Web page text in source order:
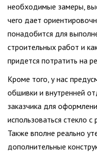
необходимые замеры,
чего дает
понадобится для
строительных работ и
придется потратить на
Кроме того, у нас
обшивки и внутренней
заказчика для
использоваться стекло
Также вполне реально
дополнительные